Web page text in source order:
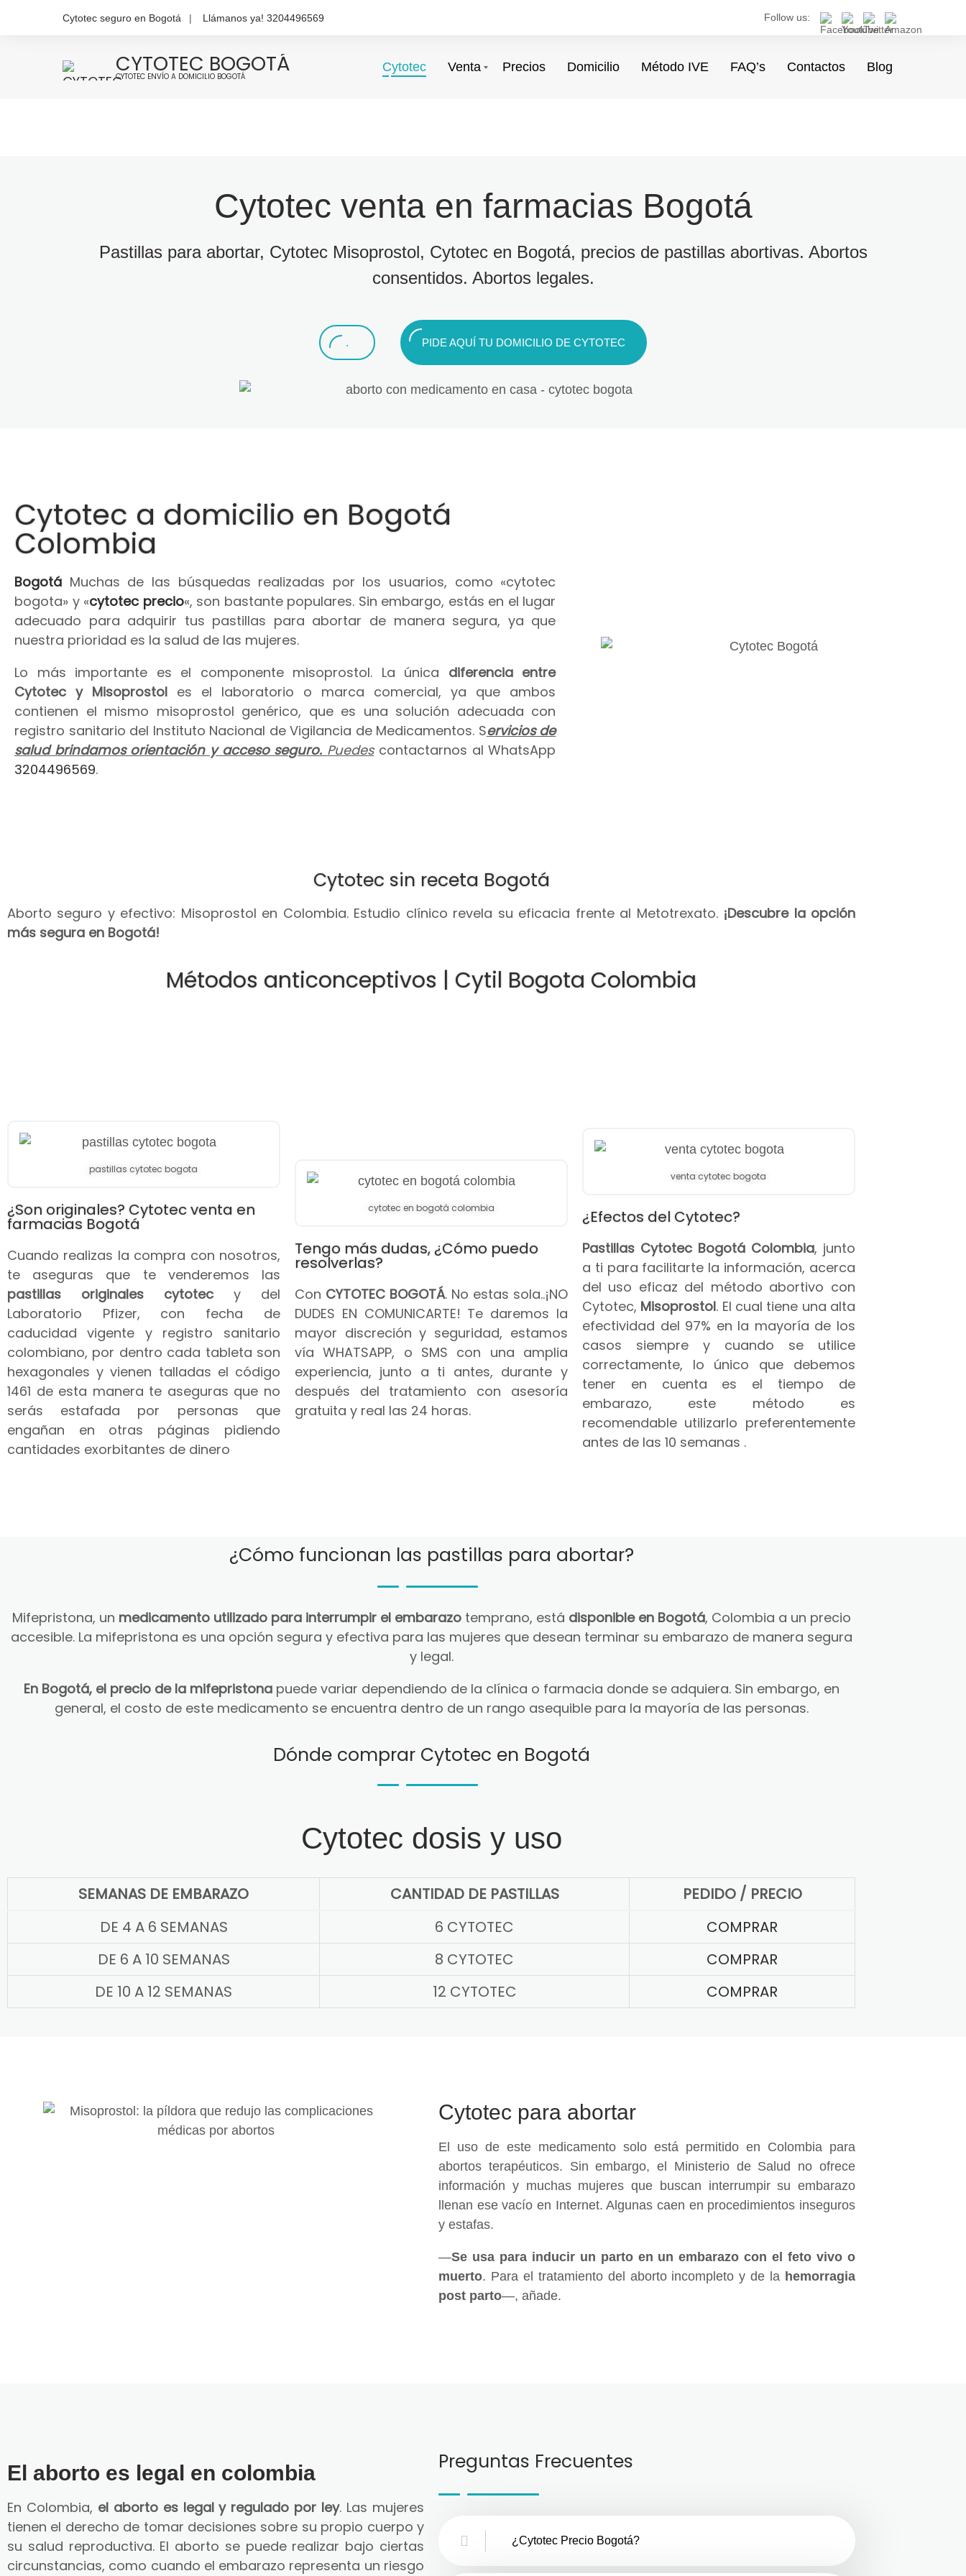
Cytotec seguro en Bogotá Llámanos ya! 3204496569 Follow us:
CYTOTEC BOGOTÁ
CYTOTEC ENVÍO A DOMICILIO BOGOTÁ
Cytotec Venta Precios Domicilio Método IVE FAQ’s Contactos Blog
Cytotec venta en farmacias Bogotá
Pastillas para abortar, Cytotec Misoprostol, Cytotec en Bogotá, precios de pastillas abortivas. Abortos
consentidos. Abortos legales.
. PIDE AQUÍ TU DOMICILIO DE CYTOTEC
Cytotec a domicilio en Bogotá
Colombia
Bogotá Muchas de las búsquedas realizadas por los usuarios, como «cytotec
bogota» y «cytotec precio«, son bastante populares. Sin embargo, estás en el lugar
adecuado para adquirir tus pastillas para abortar de manera segura, ya que
nuestra prioridad es la salud de las mujeres.
Lo más importante es el componente misoprostol. La única diferencia entre
Cytotec y Misoprostol es el laboratorio o marca comercial, ya que ambos
contienen el mismo misoprostol genérico, que es una solución adecuada con
registro sanitario del Instituto Nacional de Vigilancia de Medicamentos. Servicios de
salud brindamos orientación y acceso seguro. Puedescontactarnos al WhatsApp
3204496569.
Cytotec sin receta Bogotá
Aborto seguro y efectivo: Misoprostol en Colombia. Estudio clínico revela su eficacia frente al Metotrexato. ¡Descubre la opción
más segura en Bogotá!
Métodos anticonceptivos | Cytil Bogota Colombia
pastillas cytotec bogota
¿Son originales? Cytotec venta en
farmacias Bogotá
Cuando realizas la compra con nosotros,
te aseguras que te venderemos las
pastillas originales cytotec y del
Laboratorio Pfizer, con fecha de
caducidad vigente y registro sanitario
colombiano, por dentro cada tableta son
hexagonales y vienen talladas el código
1461 de esta manera te aseguras que no
serás estafada por personas que
engañan en otras páginas pidiendo
cantidades exorbitantes de dinero
cytotec en bogotá colombia
Tengo más dudas, ¿Cómo puedo
resolverlas?
Con CYTOTEC BOGOTÁ. No estas sola..¡NO
DUDES EN COMUNICARTE! Te daremos la
mayor discreción y seguridad, estamos
vía WHATSAPP, o SMS con una amplia
experiencia, junto a ti antes, durante y
después del tratamiento con asesoría
gratuita y real las 24 horas.
venta cytotec bogota
¿Efectos del Cytotec?
Pastillas Cytotec Bogotá Colombia, junto
a ti para facilitarte la información, acerca
del uso eficaz del método abortivo con
Cytotec, Misoprostol. El cual tiene una alta
efectividad del 97% en la mayoría de los
casos siempre y cuando se utilice
correctamente, lo único que debemos
tener en cuenta es el tiempo de
embarazo, este método es
recomendable utilizarlo preferentemente
antes de las 10 semanas .
¿Cómo funcionan las pastillas para abortar?
Mifepristona, un medicamento utilizado para interrumpir el embarazotemprano, está disponible en Bogotá, Colombia a un precio
accesible. La mifepristona es una opción segura y efectiva para las mujeres que desean terminar su embarazo de manera segura
y legal.
En Bogotá, el precio de la mifepristonapuede variar dependiendo de la clínica o farmacia donde se adquiera. Sin embargo, en
general, el costo de este medicamento se encuentra dentro de un rango asequible para la mayoría de las personas.
Dónde comprar Cytotec en Bogotá
Cytotec dosis y uso
SEMANAS DE EMBARAZO CANTIDAD DE PASTILLAS
PEDIDO / PRECIO
DE 4 A 6 SEMANAS
6 CYTOTEC
COMPRAR
DE 6 A 10 SEMANAS
8 CYTOTEC
COMPRAR
DE 10 A 12 SEMANAS
12 CYTOTEC COMPRAR
Cytotec para abortar
El uso de este medicamento solo está permitido en Colombia para
abortos terapéuticos. Sin embargo, el Ministerio de Salud no ofrece
información y muchas mujeres que buscan interrumpir su embarazo
llenan ese vacío en Internet. Algunas caen en procedimientos inseguros
y estafas.
—Se usa para inducir un parto en un embarazo con el feto vivo o
muerto. Para el tratamiento del aborto incompleto y de la hemorragia
post parto—, añade.
El aborto es legal en colombia
En Colombia, el aborto es legal y regulado por ley. Las mujeres
tienen el derecho de tomar decisiones sobre su propio cuerpo y
su salud reproductiva. El aborto se puede realizar bajo ciertas
circunstancias, como cuando el embarazo representa un riesgo
Preguntas Frecuentes
¿Cytotec Precio Bogotá?